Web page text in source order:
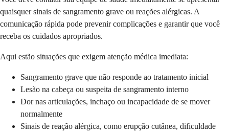
quaisquer sinais de sangramento grave ou reações alérgicas. A
comunicação rápida pode prevenir complicações e garantir que você
receba os cuidados apropriados.
Aqui estão situações que exigem atenção médica imediata:
Sangramento grave que não responde ao tratamento inicial
Lesão na cabeça ou suspeita de sangramento interno
Dor nas articulações, inchaço ou incapacidade de se mover
normalmente
Sinais de reação alérgica, como erupção cutânea, dificuldade